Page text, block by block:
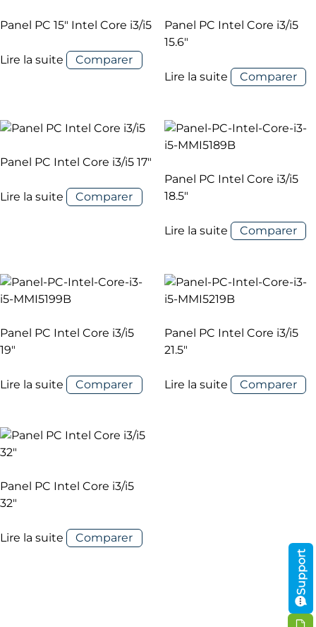
Panel PC 15″ Intel Core i3/i5
Lire la suite Comparer
Panel PC Intel Core i3/i5
15.6″
Lire la suite Comparer
Panel PC Intel Core i3/i5 17″
Lire la suite Comparer
Panel PC Intel Core i3/i5
18.5″
Lire la suite Comparer
Panel PC Intel Core i3/i5
19″
Lire la suite Comparer
Panel PC Intel Core i3/i5
21.5″
Lire la suite Comparer
Panel PC Intel Core i3/i5
32″
Lire la suite Comparer
Support